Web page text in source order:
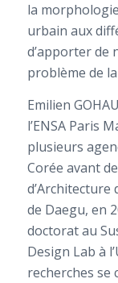
la
urbain aux
d’apporter de
problème de
Emilien
l’ENSA Paris
plusieurs
Corée avant
d’Architecture
de Daegu, en
doctorat au
Design Lab à
recherches